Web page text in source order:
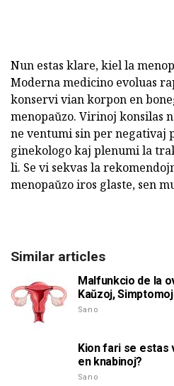
Nun estas klare, kiel la
Moderna medicino evoluas
konservi vian korpon en
menopaŭzo. Virinoj konsilas
ne ventumi sin per negativaj
ginekologo kaj plenumi la
li. Se vi sekvas la
menopaŭzo iros glaste, sen
Similar articles
Malfunkcio de la
Kaŭzoj,
Sano
Kion fari se estas
en knabinoj?
Sano